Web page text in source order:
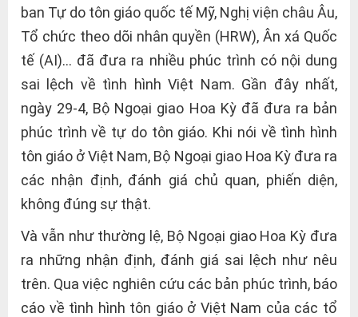
ban Tự do tôn giáo quốc tế Mỹ, Nghị viện châu Âu,
Tổ chức theo dõi nhân quyền (HRW), Ân xá Quốc
tế (AI)… đã đưa ra nhiều phúc trình có nội dung
sai lệch về tình hình Việt Nam. Gần đây nhất,
ngày 29-4, Bộ Ngoại giao Hoa Kỳ đã đưa ra bản
phúc trình về tự do tôn giáo. Khi nói về tình hình
tôn giáo ở Việt Nam, Bộ Ngoại giao Hoa Kỳ đưa ra
các nhận định, đánh giá chủ quan, phiến diện,
không đúng sự thật.
Và vẫn như thường lệ, Bộ Ngoại giao Hoa Kỳ đưa
ra những nhận định, đánh giá sai lệch như nêu
trên. Qua việc nghiên cứu các bản phúc trình, báo
cáo về tình hình tôn giáo ở Việt Nam của các tổ